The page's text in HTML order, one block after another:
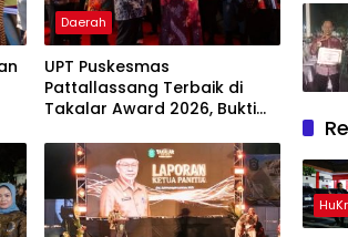
Daerah
UPT Puskesmas
Pattallassang Terbaik di
Takalar Award 2026, Bukti
Pelayanan Kesehatan
Berkualitas